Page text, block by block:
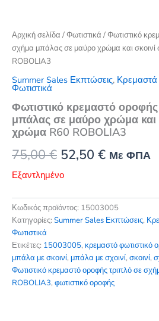
Αρχική σελίδα /Φωτιστικά / Φωτιστικό
σχήμα μπάλας σε μαύρο χρώμα και
ROBOLIA3
Summer Sales Εκπτώσεις, Κρεμαστά
Φωτιστικά
Φωτιστικό κρεμαστό
μπάλας σε μαύρο χρώμα και
χρώμα R60 ROBOLIA3
75,00€ Original
price
was:
75,00 €.
52,50 €Η
τιμή
είναι:
52,50 €.
Με ΦΠΑ
Εξαντλημένο
Κωδικός προϊόντος: 15003005
Κατηγορίες: Summer Sales Εκπτώσεις,
Φωτιστικά
Ετικέτες: 15003005, κρεμαστό φωτιστικό
μπάλα με σκοινί, μπάλα με σχοινί, σκοινί,
Φωτιστικό κρεμαστό οροφής τριπλό σε
ROBOLIA3, φωτιστικό οροφής